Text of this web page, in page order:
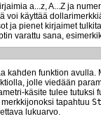
a...z, A...Z ja
voi käyttää
ja pienet kirjaimet
varattu sana,
kahden funktion avulla.
jolle viedään
käsite tulee tutuksi
tapahtuu
lukuarvo.